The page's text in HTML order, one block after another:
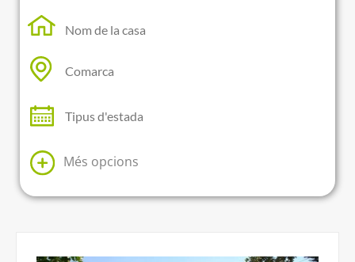
Més opcions